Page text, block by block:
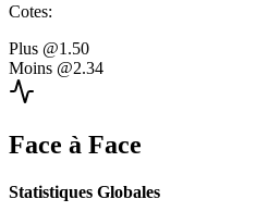
Cotes:
Plus @1.50
Moins @2.34
Face à Face
Statistiques Globales